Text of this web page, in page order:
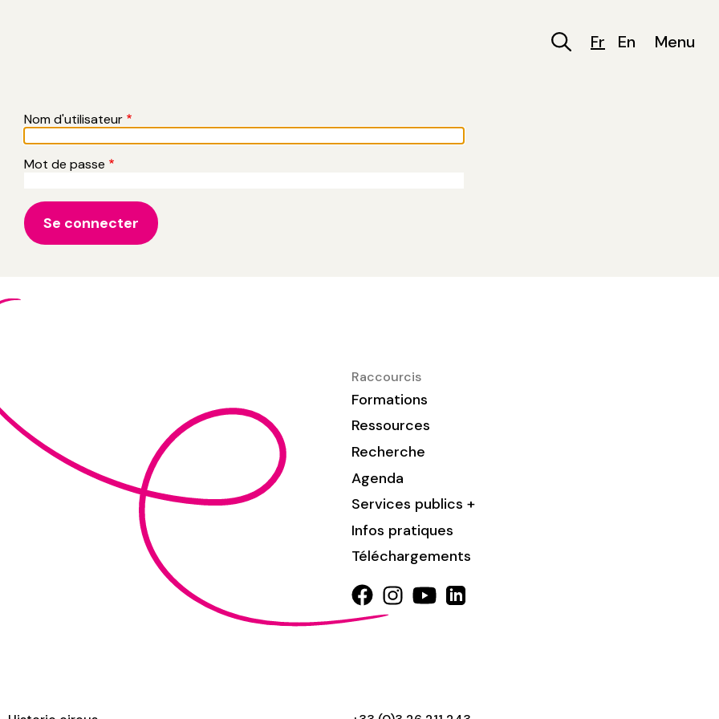
Fr En Menu
Nom d'utilisateur
Mot de passe
Raccourcis
Formations
Ressources
Recherche
Agenda
Services publics +
Infos pratiques
Téléchargements